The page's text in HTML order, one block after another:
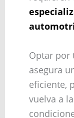
Optar por
asegura
eficiente,
vuelva a